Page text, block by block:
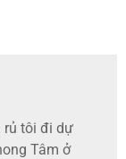
rủ tôi đi dự
Tâm ở